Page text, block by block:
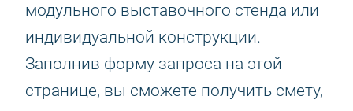
модульного выставочного стенда или
индивидуальной конструкции.
Заполнив форму запроса на этой
странице, вы сможете получить смету,